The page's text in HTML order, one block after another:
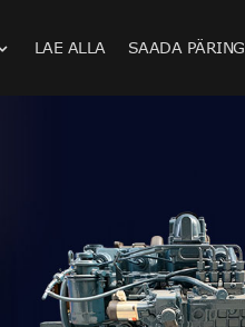
LAE ALLA SAADA PÄRING